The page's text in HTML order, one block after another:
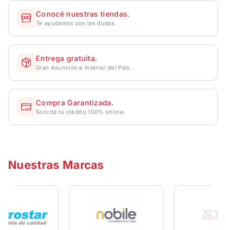
Conocé nuestras tiendas.
Te ayudamos con las dudas.
Entrega gratuita.
Gran Asunción e Interior del País.
Compra Garantizada.
Solicitá tu crédito 100% online.
Nuestras Marcas